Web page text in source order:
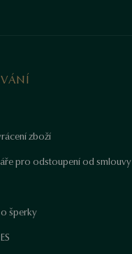
zboží
pro odstoupení od smlouvy
šperky